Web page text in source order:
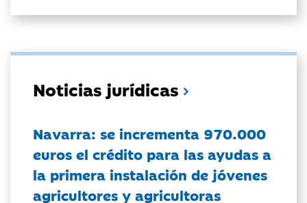
Noticias jurídicas
Navarra: se incrementa 970.000
euros el crédito para las ayudas a
la primera instalación de jóvenes
agricultores y agricultoras